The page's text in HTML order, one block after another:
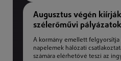
Augusztus végén
szélerőművi
A kormány emellett felgyorsítja
napelemek hálózati
számára elérhetővé teszi az